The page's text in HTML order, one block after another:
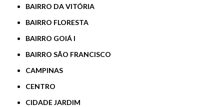
BAIRRO DA VITÓRIA
BAIRRO FLORESTA
BAIRRO GOIÁ I
BAIRRO SÃO FRANCISCO
CAMPINAS
CENTRO
CIDADE JARDIM